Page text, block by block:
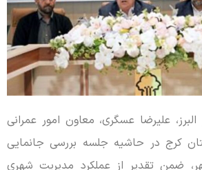
البرز، علیرضا عسگری، معاون امور عمرانی
کرج در حاشیه جلسه بررسی جانمایی
ضمن تقدیر از عملکرد مدیریت شهری